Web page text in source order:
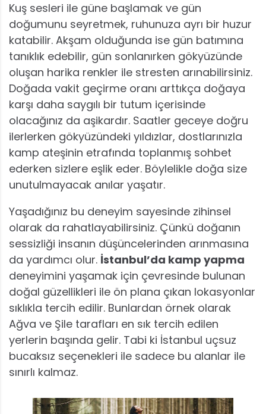
Kuş sesleri ile güne başlamak ve gün
doğumunu seyretmek, ruhunuza ayrı bir huzur
katabilir. Akşam olduğunda ise gün batımına
tanıklık edebilir, gün sonlanırken gökyüzünde
oluşan harika renkler ile stresten arınabilirsiniz.
Doğada vakit geçirme oranı arttıkça doğaya
karşı daha saygılı bir tutum içerisinde
olacağınız da aşikardır. Saatler geceye doğru
ilerlerken gökyüzündeki yıldızlar, dostlarınızla
kamp ateşinin etrafında toplanmış sohbet
ederken sizlere eşlik eder. Böylelikle doğa size
unutulmayacak anılar yaşatır.
Yaşadığınız bu deneyim sayesinde zihinsel
olarak da rahatlayabilirsiniz. Çünkü doğanın
sessizliği insanın düşüncelerinden arınmasına
da yardımcı olur. İstanbul’da kamp yapma
deneyimini yaşamak için çevresinde bulunan
doğal güzellikleri ile ön plana çıkan lokasyonlar
sıklıkla tercih edilir. Bunlardan örnek olarak
Ağva ve Şile tarafları en sık tercih edilen
yerlerin başında gelir. Tabi ki İstanbul uçsuz
bucaksız seçenekleri ile sadece bu alanlar ile
sınırlı kalmaz.